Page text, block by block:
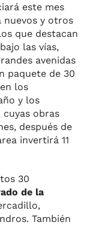
este mes
nuevos y otros
que destacan
las vías,
avenidas
paquete de 30
los
y los
cuyas obras
después de
invertirá 11
30
de la
También